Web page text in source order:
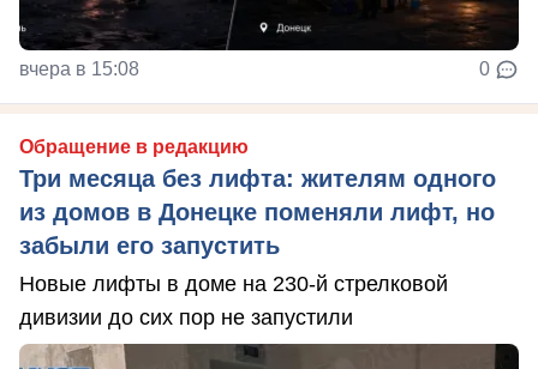
вчера в 15:08 0
Обращение в редакцию
Три месяца без лифта: жителям одного
из домов в Донецке поменяли лифт, но
забыли его запустить
Новые лифты в доме на 230-й стрелковой
дивизии до сих пор не запустили